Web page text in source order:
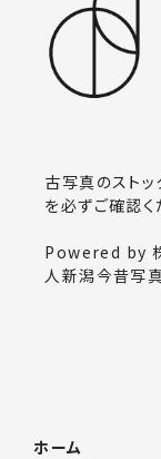
古写真のストッ
を必ずご確認く
Powered by
人新潟今昔写
ホーム